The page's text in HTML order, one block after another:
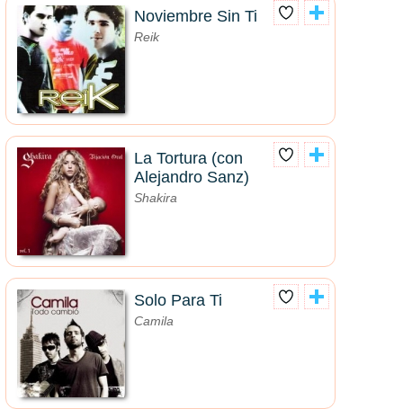
Noviembre Sin Ti
Reik
La Tortura (con
Alejandro Sanz)
Shakira
Solo Para Ti
Camila